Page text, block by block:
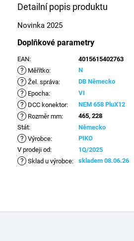
Detailní popis produktu
Novinka 2025
Doplňkové parametry
EAN: 4015615402763
? Měřítko: N
? Žel. správa: DB Německo
? Epocha: VI
? DCC konektor: NEM 658 PluX12
? Rozměr mm:
465, 228
Stát: Německo
? Výrobce:
PIKO
V prodeji od: 1Q/2025
? Sklad u výrobce: skladem 08.06.26